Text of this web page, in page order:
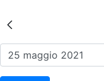
Risultati